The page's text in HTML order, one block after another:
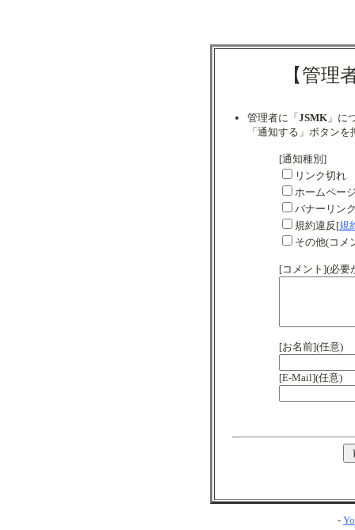
【管理
管理者に「 JSMK 」に
「通知する」ボタン
[通知種別]
リンク切れ
ホームペー
バナーリン
規約違反[規
その他(コメ
[コメント](必要
[お名前](任意)
[E-Mail](任意)
-